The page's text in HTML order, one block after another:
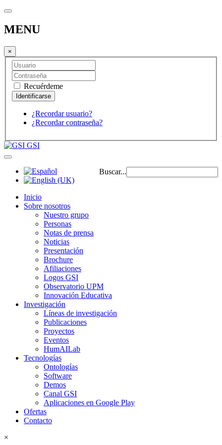
MENU
×
Recuérdeme
¿Recordar usuario?
¿Recordar contraseña?
GSI
Buscar...
Inicio
Sobre nosotros
Nuestro grupo
Personas
Notas de prensa
Noticias
Presentación
Brochure
Afiliaciones
Logos GSI
Observatorio UPM
Innovación Educativa
Investigación
Líneas de investigación
Publicaciones
Proyectos
Eventos
HumAILab
Tecnologías
Ontologías
Software
Demos
Canal GSI
Aplicaciones en Google Play
Ofertas
Contacto
×